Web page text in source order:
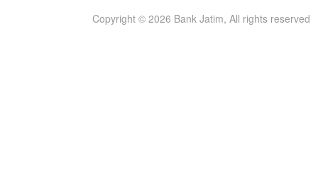
Copyright © 2026 Bank Jatim, All rights reserved